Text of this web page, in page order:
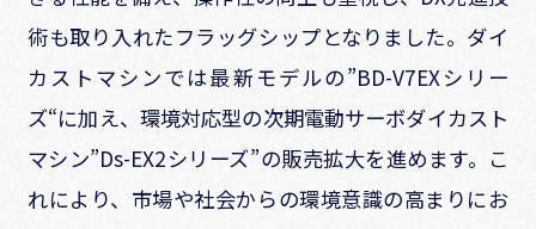
術も取り入れたフラッグシップとなりました。ダイ
カストマシンでは最新モデルの”BD-V7EXシリー
ズ“に加え、環境対応型の次期電動サーボダイカスト
マシン”Ds-EX2シリーズ”の販売拡大を進めます。こ
れにより、市場や社会からの環境意識の高まりにお